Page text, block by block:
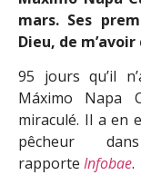
mars. Ses
Dieu, de
95 jours qu’il
Máximo Napa
miraculé. Il a en
pêcheur
rapporte Infobae.